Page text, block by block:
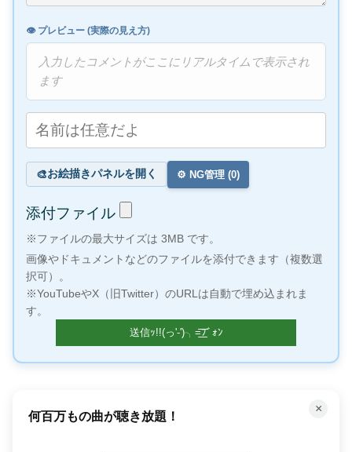
👁️ プレビュー (実際の見え方)
入力したコメントがここにリアルタイムで表示され
ます
🎨お絵描きパネルを開く ⚙️ NG管理 (0)
添付ファイル
※ファイルの最大サイズは 3MB です。
画像やドキュメントなどのファイルを添付できます（複数選
択可）。
※YouTubeやX（旧Twitter）のURLは自動で埋め込まれま
す。
×
何百万もの曲が聴き放題！